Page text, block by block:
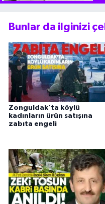
Bunlar da ilginizi
Zonguldak'ta köylü
kadınların ürün satışına
zabıta engeli